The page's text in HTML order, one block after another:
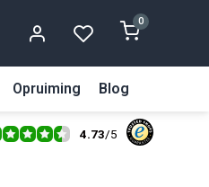
0
Opruiming Blog
4.73/5